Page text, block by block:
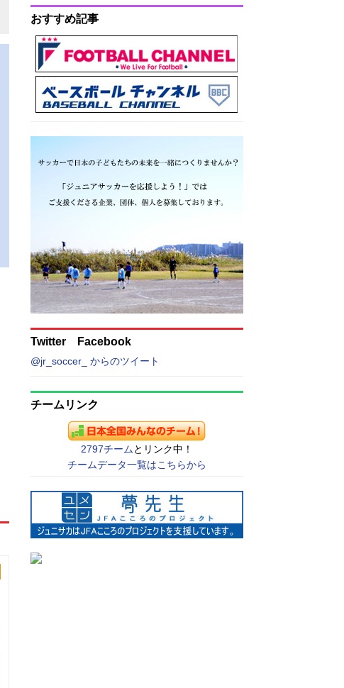
おすすめ記事
Twitter Facebook
@jr_soccer_ からのツイート
チームリンク
2797チーム とリンク中！
チームデータ一覧はこちらから